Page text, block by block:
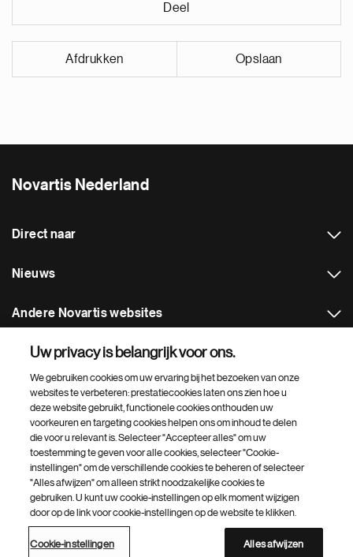
Deel
Afdrukken Opslaan
Novartis Nederland
Direct naar
Nieuws
Andere Novartis websites
Footer Site Search
Footer
Bottom
© 2026 Novartis Pharma B.V.
Privacybeleid Digitale Toegankelijkheid
Cookie-instellingen
Over cookies
Site Map Third party code
Leveringsvoorwaarden
Disclaimer
Inkoopvoorwaarden
Uw privacy is belangrijk voor ons.
We gebruiken cookies om uw ervaring bij het bezoeken van onze
websites te verbeteren: prestatiecookies laten ons zien hoe u
deze website gebruikt, functionele cookies onthouden uw
voorkeuren en targeting cookies helpen ons om inhoud te delen
die voor u relevant is. Selecteer "Accepteer alles" om uw
toestemming te geven voor alle cookies, selecteer "Cookie-
instellingen" om de verschillende cookies te beheren of selecteer
"Alles afwijzen" om alleen strikt noodzakelijke cookies te
gebruiken. U kunt uw cookie-instellingen op elk moment wijzigen
door op de link voor cookie-instellingen op de website te klikken.
Cookie-instellingen Alles afwijzen